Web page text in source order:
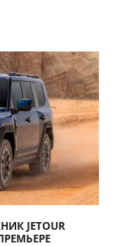
JETOUR